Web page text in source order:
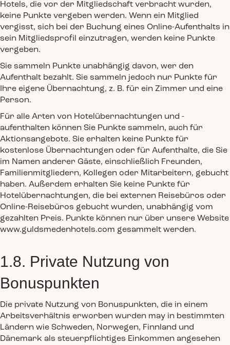
Hotels, die vor der Mitgliedschaft verbracht wurden,
keine Punkte vergeben werden. Wenn ein Mitglied
vergisst, sich bei der Buchung eines Online-Aufenthalts in
sein Mitgliedsprofil einzutragen, werden keine Punkte
vergeben.
Sie sammeln Punkte unabhängig davon, wer den
Aufenthalt bezahlt. Sie sammeln jedoch nur Punkte für
Ihre eigene Übernachtung, z. B. für ein Zimmer und eine
Person.
Für alle Arten von Hotelübernachtungen und -
aufenthalten können Sie Punkte sammeln, auch für
Aktionsangebote. Sie erhalten keine Punkte für
kostenlose Übernachtungen oder für Aufenthalte, die Sie
im Namen anderer Gäste, einschließlich Freunden,
Familienmitgliedern, Kollegen oder Mitarbeitern, gebucht
haben. Außerdem erhalten Sie keine Punkte für
Hotelübernachtungen, die bei externen Reisebüros oder
Online-Reisebüros gebucht wurden, unabhängig vom
gezahlten Preis. Punkte können nur über unsere Website
www.guldsmedenhotels.com gesammelt werden.
1.8. Private Nutzung von
Bonuspunkten
Die private Nutzung von Bonuspunkten, die in einem
Arbeitsverhältnis erworben wurden may in bestimmten
Ländern wie Schweden, Norwegen, Finnland und
Dänemark als steuerpflichtiges Einkommen angesehen